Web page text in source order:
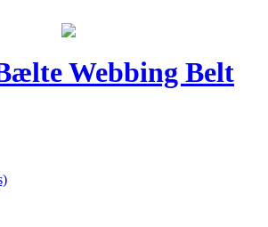
Webbing Belt